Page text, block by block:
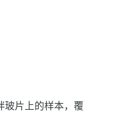
玻片上的样本，覆